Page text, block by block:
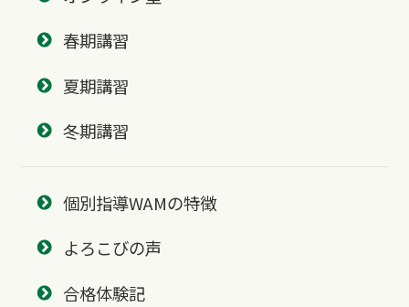
春期講習
夏期講習
冬期講習
個別指導WAMの特徴
よろこびの声
合格体験記